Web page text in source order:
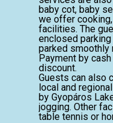
baby cot, baby
we offer
facilities. The
enclosed
parked smoothly
Payment by
discount.
Guests can also
local and
by Gyopáros
jogging. Other
table tennis or